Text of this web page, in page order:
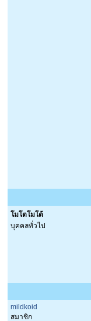
โมโตโมโต้
บุคคลทั่วไป
mildkoid
สมาชิก